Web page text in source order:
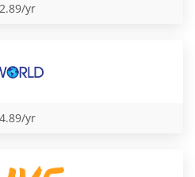
2.89/yr
4.89/yr